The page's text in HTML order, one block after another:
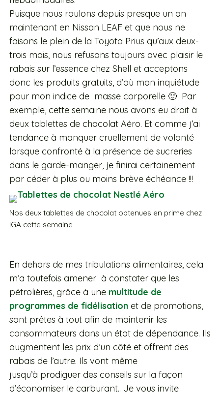
Puisque nous roulons depuis presque un an
maintenant en Nissan LEAF et que nous ne
faisons le plein de la Toyota Prius qu’aux deux-
trois mois, nous refusons toujours avec plaisir le
rabais sur l’essence chez Shell et acceptons
donc les produits gratuits, d’où mon inquiétude
pour mon indice de masse corporelle 🙂 Par
exemple, cette semaine nous avons eu droit à
deux tablettes de chocolat Aéro. Et comme j’ai
tendance à manquer cruellement de volonté
lorsque confronté à la présence de sucreries
dans le garde-manger, je finirai certainement
par céder à plus ou moins brève échéance !!!
Nos deux tablettes de chocolat obtenues en prime chez
IGA cette semaine
En dehors de mes tribulations alimentaires, cela
m’a toutefois amener à constater que les
pétrolières, grâce à une multitude de
programmes de fidélisationet de promotions,
sont prêtes à tout afin de maintenir les
consommateurs dans un état de dépendance. Ils
augmentent les prix d’un côté et offrent des
rabais de l’autre. Ils vont même
jusqu’à prodiguer des conseils sur la façon
d’économiser le carburant.. Je vous invite